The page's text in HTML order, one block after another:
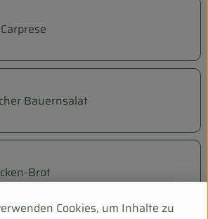
Bauernsalat
Brot
Cookies, um Inhalte zu